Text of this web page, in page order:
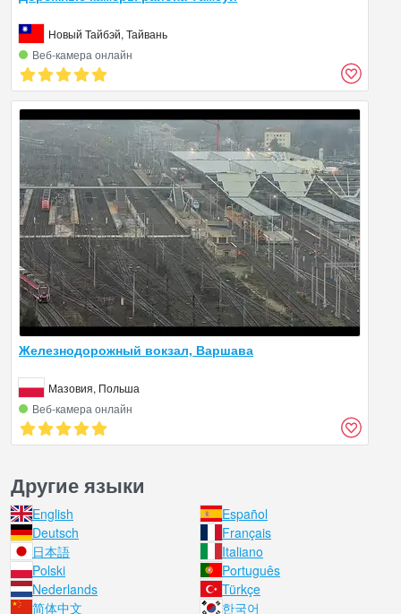
Новый Тайбэй, Тайвань
Веб‑камера онлайн
Железнодорожный вокзал, Варшава
Мазовия, Польша
Веб‑камера онлайн
Другие языки
English
Español
Deutsch
Français
日本語
Italiano
Polski
Português
Nederlands
Türkçe
简体中文
한국어